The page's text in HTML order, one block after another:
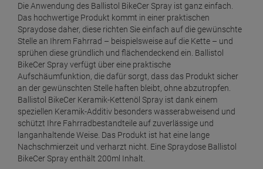
Die Anwendung des Ballistol BikeCer Spray ist ganz einfach.
Das hochwertige Produkt kommt in einer praktischen
Spraydose daher, diese richten Sie einfach auf die gewünschte
Stelle an Ihrem Fahrrad – beispielsweise auf die Kette – und
sprühen diese gründlich und flächendeckend ein. Ballistol
BikeCer Spray verfügt über eine praktische
Aufschäumfunktion, die dafür sorgt, dass das Produkt sicher
an der gewünschten Stelle haften bleibt, ohne abzutropfen.
Ballistol BikeCer Keramik-Kettenöl Spray ist dank einem
speziellen Keramik-Additiv besonders wasserabweisend und
schützt Ihre Fahrradbestandteile auf zuverlässige und
langanhaltende Weise. Das Produkt ist hat eine lange
Nachschmierzeit und verharzt nicht. Eine Spraydose Ballistol
BikeCer Spray enthält 200ml Inhalt.